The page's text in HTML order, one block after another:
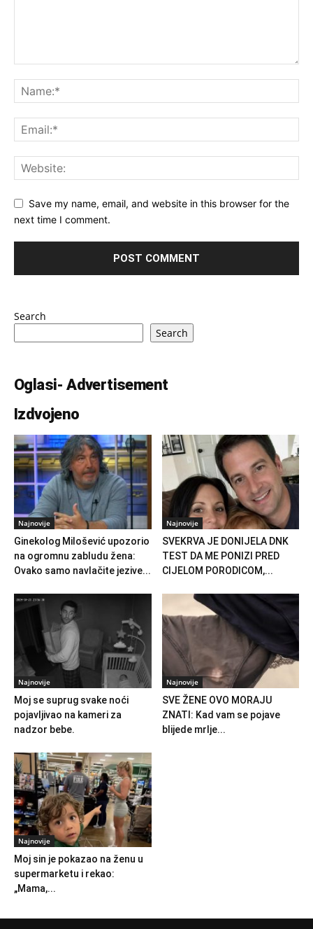
Save my name, email, and website in this browser for the
next time I comment.
Search
Search
Oglasi- Advertisement
Izdvojeno
Najnovije
Ginekolog Milošević upozorio
na ogromnu zabludu žena:
Ovako samo navlačite jezive...
Najnovije
SVEKRVA JE DONIJELA DNK
TEST DA ME PONIZI PRED
CIJELOM PORODICOM,...
Najnovije
Moj se suprug svake noći
pojavljivao na kameri za
nadzor bebe.
Najnovije
SVE ŽENE OVO MORAJU
ZNATI: Kad vam se pojave
blijede mrlje...
Najnovije
Moj sin je pokazao na ženu u
supermarketu i rekao:
„Mama,...